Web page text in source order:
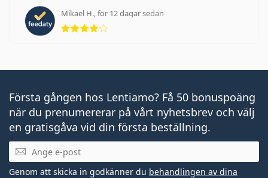
Mikael H., för 12 dagar sedan
Betyg 4 av 5
Första gången hos Lentiamo? Få 50 bonuspoäng
när du prenumererar på vårt nyhetsbrev och välj
en gratisgåva vid din första beställning.
Mejladress
Genom att skicka in godkänner du behandlingen av dina